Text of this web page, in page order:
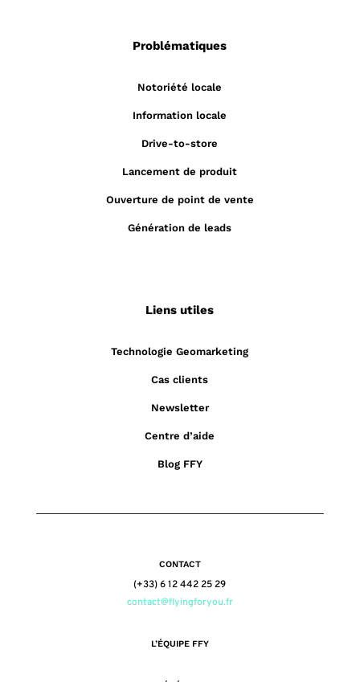
Problématiques
Notoriété locale
Information locale
Drive-to-store
Lancement de produit
Ouverture de point de vente
Génération de leads
Liens utiles
Technologie Geomarketing
Cas clients
Newsletter
Centre d’aide
Blog FFY
CONTACT
(+33) 6 12 442 25 29
contact@flyingforyou.fr
L’ÉQUIPE FFY